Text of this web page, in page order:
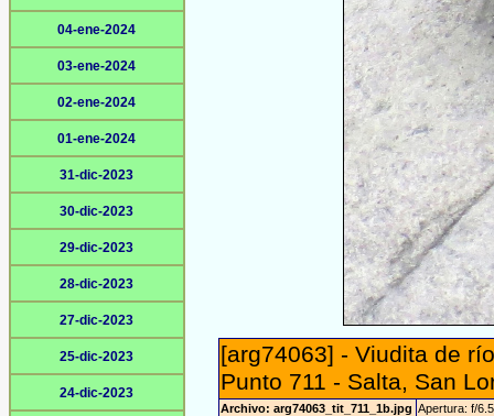
04-ene-2024
03-ene-2024
02-ene-2024
01-ene-2024
31-dic-2023
30-dic-2023
29-dic-2023
28-dic-2023
27-dic-2023
25-dic-2023
24-dic-2023
[arg74063] - Viudita de
Punto 711 - Salta, San
Archivo: arg74063_tit_711_1b.jpg Apertura: f/6.5